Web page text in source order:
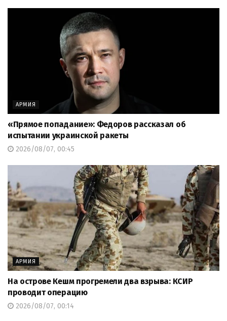
АРМИЯ
«Прямое попадание»: Федоров рассказал об
испытании украинской ракеты
2026/08/07, 00:45
АРМИЯ
На острове Кешм прогремели два взрыва: КСИР
проводит операцию
2026/08/07, 00:14